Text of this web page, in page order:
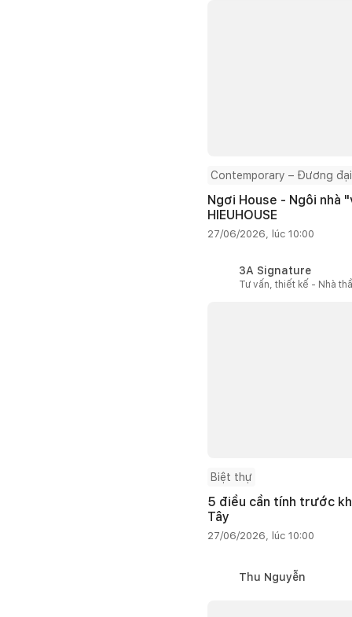
Contemporary – Đương đại
Ngơi House - Ngôi
HIEUHOUSE
27/06/2026, lúc 10:00
3A Signature
Tư vấn, thiết kế - Nhà
Biệt thự
5 điều cần tính trước
Tây
27/06/2026, lúc 10:00
Thu Nguyễn